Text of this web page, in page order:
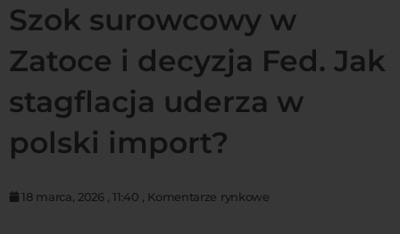
Szok surowcowy w
Zatoce i decyzja Fed. Jak
stagflacja uderza w
polski import?
18 marca, 2026 11:40 Komentarze rynkowe